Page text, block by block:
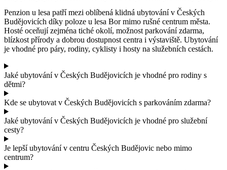
Penzion u lesa patří mezi oblíbená klidná ubytování v Českých
Budějovicích díky poloze u lesa Bor mimo rušné centrum města.
Hosté oceňují zejména tiché okolí, možnost parkování zdarma,
blízkost přírody a dobrou dostupnost centra i výstaviště. Ubytování
je vhodné pro páry, rodiny, cyklisty i hosty na služebních cestách.
Jaké ubytování v Českých Budějovicích je vhodné pro rodiny s
dětmi?
Kde se ubytovat v Českých Budějovicích s parkováním zdarma?
Jaké ubytování v Českých Budějovicích je vhodné pro služební
cesty?
Je lepší ubytování v centru Českých Budějovic nebo mimo
centrum?